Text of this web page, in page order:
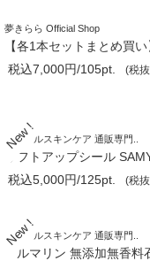
夢きらら Official Shop
【各1本セットまとめ買
税込7,000円/105pt.
(税
ミネラルスキンケア 通販専門..
リフトアップシール
税込5,000円/125pt.
(税
ミネラルスキンケア 通販専門..
トルマリン 無添加無香料